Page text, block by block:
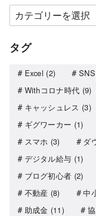
タグ
Excel (2) SNS
Withコロナ時代 (9)
キャッシュレス (3)
ギグワーカー (1)
スマホ (3) ダ
デジタル給与 (1)
ブログ初心者 (2)
不動産 (8) 中
助成金 (11)